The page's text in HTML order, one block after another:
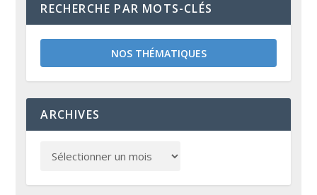
RECHERCHE PAR MOTS-CLÉS
NOS THÉMATIQUES
ARCHIVES